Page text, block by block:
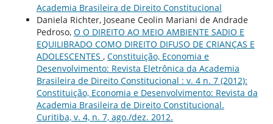
Academia Brasileira de Direito Constitucional
Daniela Richter, Joseane Ceolin Mariani de Andrade
Pedroso, O O DIREITO AO MEIO AMBIENTE SADIO E
EQUILIBRADO COMO DIREITO DIFUSO DE CRIANÇAS E
ADOLESCENTES , Constituição, Economia e
Desenvolvimento: Revista Eletrônica da Academia
Brasileira de Direito Constitucional : v. 4 n. 7 (2012):
Constituição, Economia e Desenvolvimento: Revista da
Academia Brasileira de Direito Constitucional.
Curitiba, v. 4, n. 7, ago./dez. 2012.